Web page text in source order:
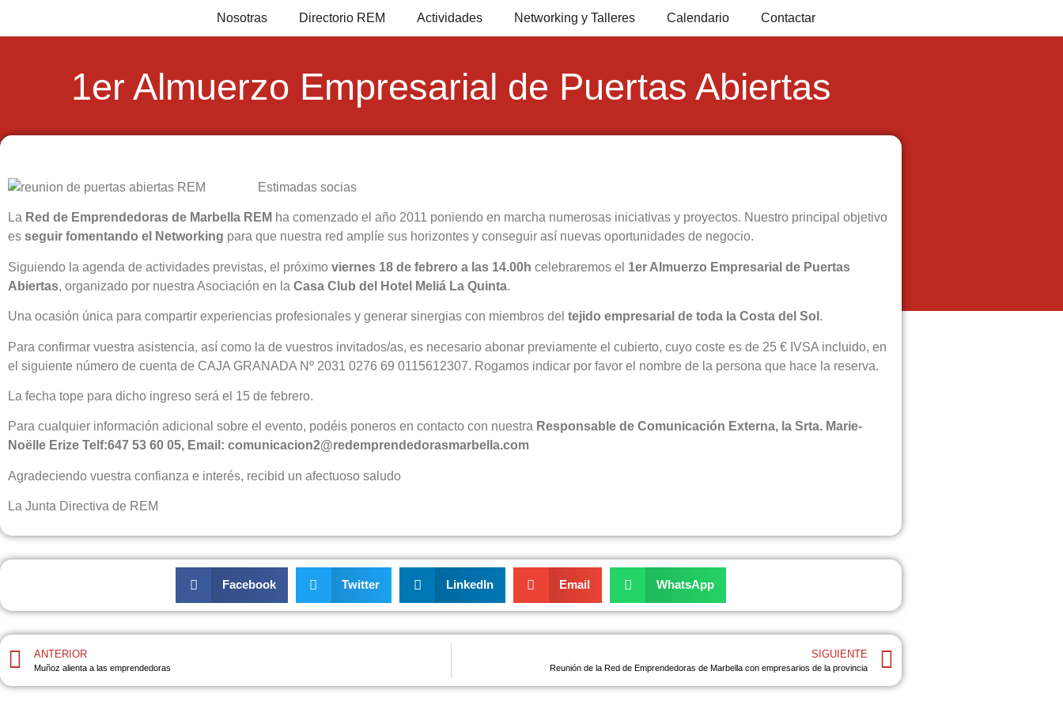
Nosotras Directorio REM Actividades Networking y Talleres Calendario Contactar
1er Almuerzo Empresarial de Puertas Abiertas
Estimadas socias
La Red de Emprendedoras de Marbella REM ha comenzado el año 2011 poniendo en marcha numerosas iniciativas y proyectos. Nuestro principal objetivo
es seguir fomentando el Networking para que nuestra red amplíe sus horizontes y conseguir así nuevas oportunidades de negocio.
Siguiendo la agenda de actividades previstas, el próximo viernes 18 de febrero a las 14.00h celebraremos el 1er Almuerzo Empresarial de Puertas
Abiertas, organizado por nuestra Asociación en la Casa Club del Hotel Meliá La Quinta.
Una ocasión única para compartir experiencias profesionales y generar sinergias con miembros del tejido empresarial de toda la Costa del Sol .
Para confirmar vuestra asistencia, así como la de vuestros invitados/as, es necesario abonar previamente el cubierto, cuyo coste es de 25 € IVSA incluido, en
el siguiente número de cuenta de CAJA GRANADA Nº 2031 0276 69 0115612307. Rogamos indicar por favor el nombre de la persona que hace la reserva.
La fecha tope para dicho ingreso será el 15 de febrero.
Para cualquier información adicional sobre el evento, podéis poneros en contacto con nuestra Responsable de Comunicación Externa, la Srta. Marie-
Noëlle Erize Telf:647 53 60 05, Email: comunicacion2@redemprendedorasmarbella.com
Agradeciendo vuestra confianza e interés, recibid un afectuoso saludo
La Junta Directiva de REM
Facebook Twitter LinkedIn Email WhatsApp
ANTERIOR
Muñoz alienta a las emprendedoras
SIGUIENTE
Reunión de la Red de Emprendedoras de Marbella con empresarios de la provincia